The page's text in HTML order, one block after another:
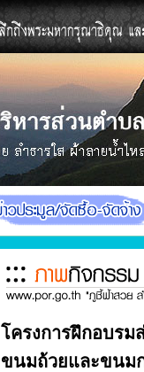
โครงการฝึกอบรม
ขนมถ้วยและขนม